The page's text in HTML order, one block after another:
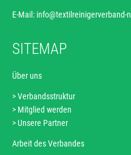
E-Mail: info@textilreinigerverband-
SITEMAP
Über uns
Navigation
überspringen
Verbandsstruktur
Mitglied werden
Unsere Partner
Arbeit des Verbandes